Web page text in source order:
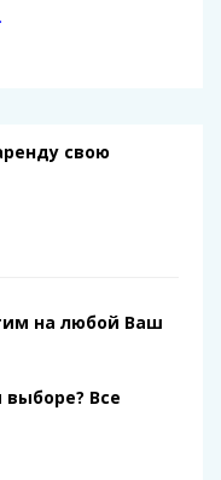
свою
на любой Ваш
Все